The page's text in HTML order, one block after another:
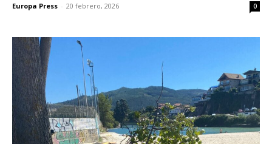
Europa Press - 20 febrero, 2026 0